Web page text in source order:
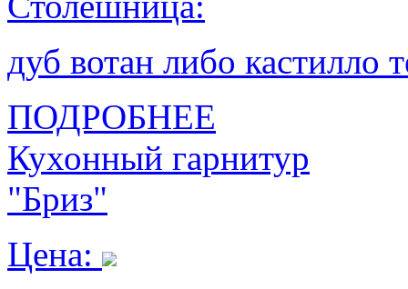
дуб вотан либо кастилло
ПОДРОБНЕЕ
Кухонный гарнитур
"Бриз"
Цена: